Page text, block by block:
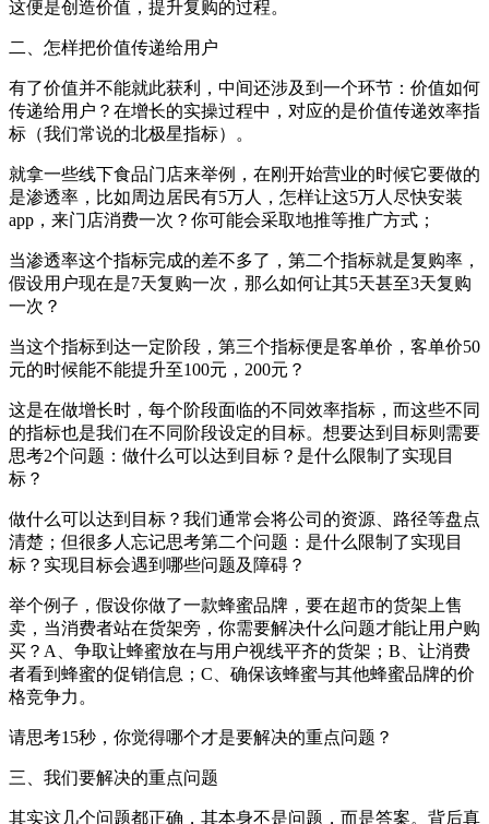
这便是创造价值，提升复购的过程。
二、怎样把价值传递给用户
有了价值并不能就此获利，中间还涉及到一个环节：价值如何
传递给用户？在增长的实操过程中，对应的是价值传递效率指
标（我们常说的北极星指标）。
就拿一些线下食品门店来举例，在刚开始营业的时候它要做的
是渗透率，比如周边居民有5万人，怎样让这5万人尽快安装
app，来门店消费一次？你可能会采取地推等推广方式；
当渗透率这个指标完成的差不多了，第二个指标就是复购率，
假设用户现在是7天复购一次，那么如何让其5天甚至3天复购
一次？
当这个指标到达一定阶段，第三个指标便是客单价，客单价50
元的时候能不能提升至100元，200元？
这是在做增长时，每个阶段面临的不同效率指标，而这些不同
的指标也是我们在不同阶段设定的目标。想要达到目标则需要
思考2个问题：做什么可以达到目标？是什么限制了实现目
标？
做什么可以达到目标？我们通常会将公司的资源、路径等盘点
清楚；但很多人忘记思考第二个问题：是什么限制了实现目
标？实现目标会遇到哪些问题及障碍？
举个例子，假设你做了一款蜂蜜品牌，要在超市的货架上售
卖，当消费者站在货架旁，你需要解决什么问题才能让用户购
买？A、争取让蜂蜜放在与用户视线平齐的货架；B、让消费
者看到蜂蜜的促销信息；C、确保该蜂蜜与其他蜂蜜品牌的价
格竞争力。
请思考15秒，你觉得哪个才是要解决的重点问题？
三、我们要解决的重点问题
其实这几个问题都正确，其本身不是问题，而是答案。背后真